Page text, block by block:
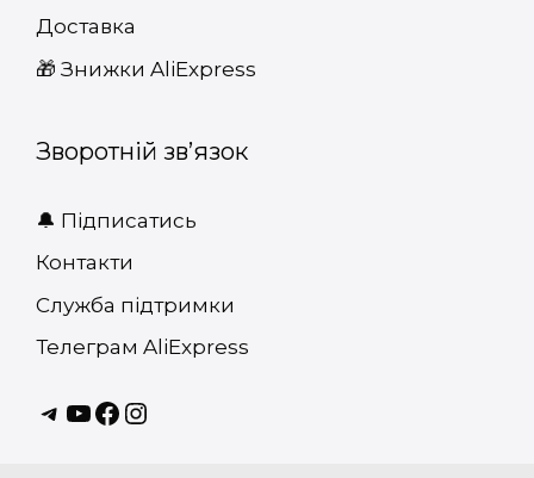
Доставка
🎁 Знижки AliExpress
Зворотній зв’язок
🔔 Підписатись
Контакти
Служба підтримки
Телеграм AliExpress
Telagram
youtube
Facebook
instagram